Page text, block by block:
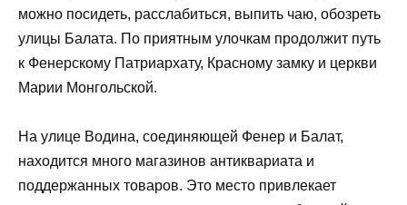
можно посидеть, расслабиться, выпить чаю, обозреть
улицы Балата. По приятным улочкам продолжит путь
к Фенерскому Патриархату, Красному замку и церкви
Марии Монгольской.
На улице Водина, соединяющей Фенер и Балат,
находится много магазинов антиквариата и
поддержанных товаров. Это место привлекает